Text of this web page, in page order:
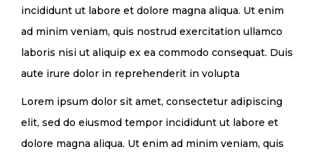
incididunt ut labore et dolore magna aliqua. Ut enim
ad minim veniam, quis nostrud exercitation ullamco
laboris nisi ut aliquip ex ea commodo consequat. Duis
aute irure dolor in reprehenderit in volupta
Lorem ipsum dolor sit amet, consectetur adipiscing
elit, sed do eiusmod tempor incididunt ut labore et
dolore magna aliqua. Ut enim ad minim veniam, quis